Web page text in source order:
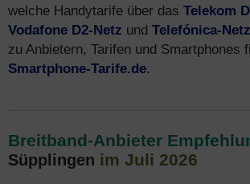
welche Handytarife über das Telekom
Vodafone D2-Netz und Telefónica-Netz
zu Anbietern, Tarifen und Smartphones
Smartphone-Tarife.de.
Breitband-Anbieter
Süpplingen im Juli 2026